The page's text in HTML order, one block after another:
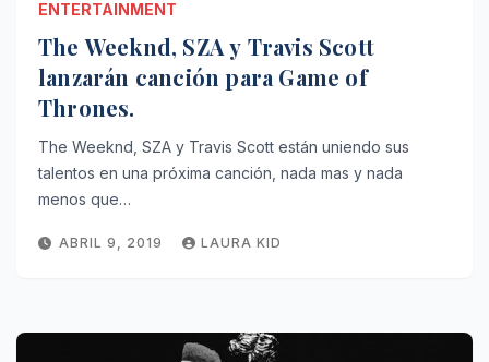
ENTERTAINMENT
The Weeknd, SZA y Travis Scott
lanzarán canción para Game of
Thrones.
The Weeknd, SZA y Travis Scott están uniendo sus
talentos en una próxima canción, nada mas y nada
menos que…
ABRIL 9, 2019 LAURA KID